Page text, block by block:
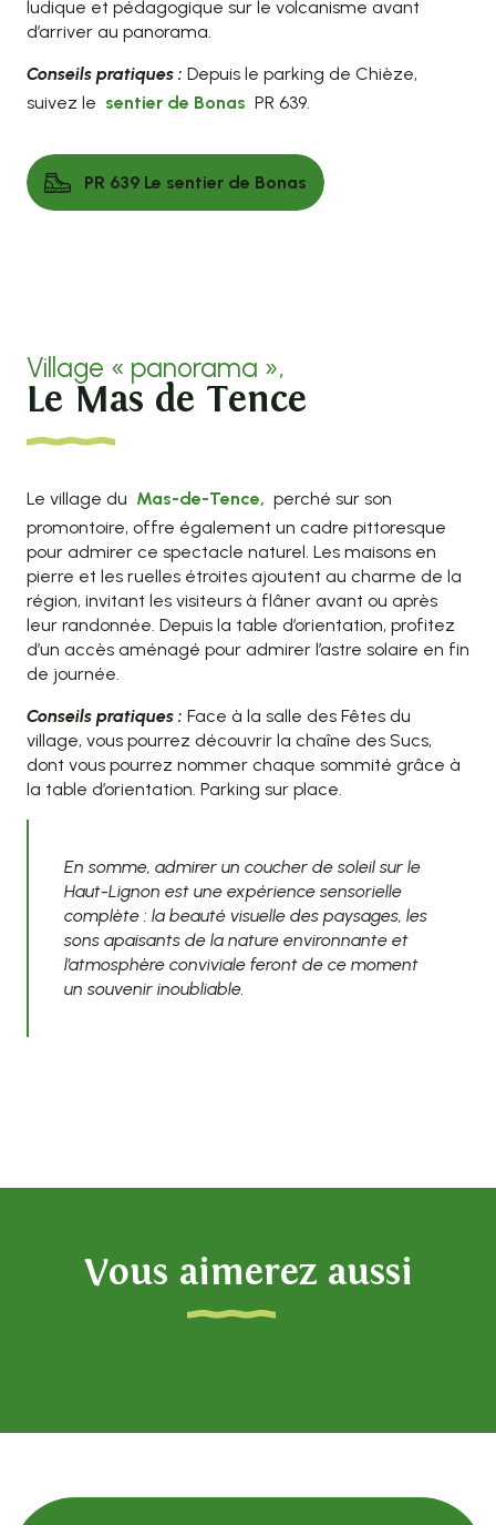
ludique et pédagogique sur le volcanisme avant
d’arriver au panorama.
Conseils pratiques : Depuis le parking de Chièze,
suivez le sentier de Bonas PR 639.
PR 639 Le sentier de Bonas
Village « panorama »,
Le Mas de Tence
Le village du Mas-de-Tence, perché sur son
promontoire, offre également un cadre pittoresque
pour admirer ce spectacle naturel. Les maisons en
pierre et les ruelles étroites ajoutent au charme de la
région, invitant les visiteurs à flâner avant ou après
leur randonnée. Depuis la table d’orientation, profitez
d’un accès aménagé pour admirer l’astre solaire en fin
de journée.
Conseils pratiques : Face à la salle des Fêtes du
village, vous pourrez découvrir la chaîne des Sucs,
dont vous pourrez nommer chaque sommité grâce à
la table d’orientation. Parking sur place.
En somme, admirer un coucher de soleil sur le
Haut-Lignon est une expérience sensorielle
complète : la beauté visuelle des paysages, les
sons apaisants de la nature environnante et
l’atmosphère conviviale feront de ce moment
un souvenir inoubliable.
Vous aimerez aussi